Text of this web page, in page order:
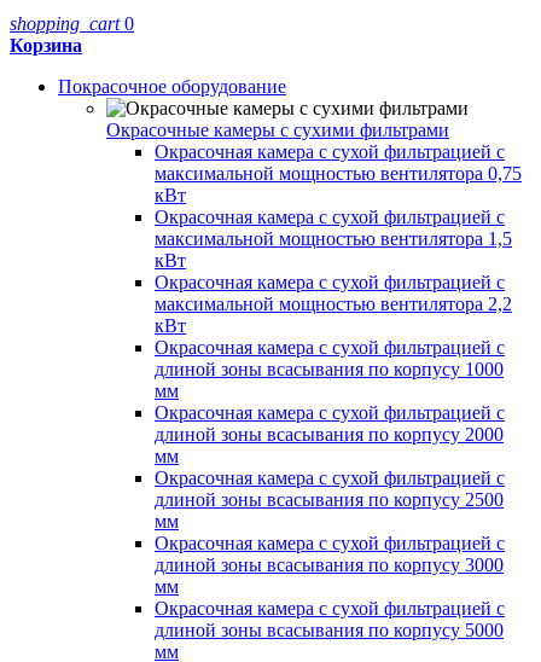
shopping_cart 0
Корзина
Покрасочное оборудование
Окрасочные камеры с сухими фильтрами
Окрасочная камера с сухой фильтрацией с
максимальной мощностью вентилятора 0,75
кВт
Окрасочная камера с сухой фильтрацией с
максимальной мощностью вентилятора 1,5
кВт
Окрасочная камера с сухой фильтрацией с
максимальной мощностью вентилятора 2,2
кВт
Окрасочная камера с сухой фильтрацией с
длиной зоны всасывания по корпусу 1000
мм
Окрасочная камера с сухой фильтрацией с
длиной зоны всасывания по корпусу 2000
мм
Окрасочная камера с сухой фильтрацией с
длиной зоны всасывания по корпусу 2500
мм
Окрасочная камера с сухой фильтрацией с
длиной зоны всасывания по корпусу 3000
мм
Окрасочная камера с сухой фильтрацией с
длиной зоны всасывания по корпусу 5000
мм